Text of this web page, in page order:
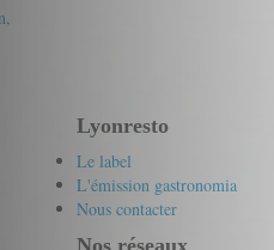
Lyonresto
Le label
L'émission gastronomia
Nous contacter
Nos réseaux